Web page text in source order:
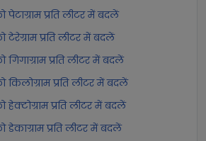
पेटाग्राम प्रति लीटर में बदलें
टेरेग्राम प्रति लीटर में बदलें
गिगाग्राम प्रति लीटर में बदलें
किलोग्राम प्रति लीटर में बदलें
हेक्टोग्राम प्रति लीटर में बदलें
डेकाग्राम प्रति लीटर में बदलें